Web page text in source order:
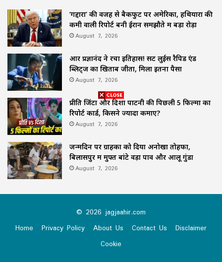
‘गद्दारों’ की वजह से बैकफुट पर अमेरिका, हथियारों की
कमी वाली रिपोर्ट बनी ईरान समझौते में बड़ा रोड़ा
August 7, 2026
आर प्रज्ञानंद ने रचा इतिहास! सेंट लुईस रैपिड एंड
ब्लिट्ज का खिताब जीता, मिला इतना पैसा
August 7, 2026
प्रीति जिंटा और दिशा पाटनी की पिछली 5 फिल्मों का
रिपोर्ट कार्ड, किसने ज्यादा कमाए?
August 7, 2026
जन्मदिन पर ग्राहकों को दिया अनोखा तोहफा,
बिलासपुर में मुफ्त बांटे वड़ा पाव और आलू गुंडा
August 7, 2026
© 2026 jagjaahir.com
Home
Privacy Policy About Us Contact Us
Disclaimer
Cookie